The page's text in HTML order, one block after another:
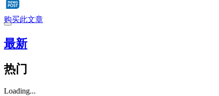
购买此文章
最新
热门
Loading...